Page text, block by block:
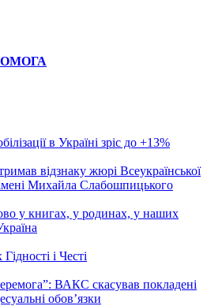
в Україні зріс до +13%
відзнаку жюрі Всеукраїнської
імені Михайла Слабошпицького
у книгах, у родинах, у наших
і Честі
ВАКС скасував покладені
обов’язки